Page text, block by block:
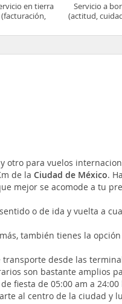
en tierra
(facturación,
Servicio a
(actitud,
otro para vuelos
de la Ciudad de México.
mejor se acomode a tu
o de ida y vuelta a
también tienes la
desde las
son bastante amplios
fiesta de 05:00 am a 24:00
al centro de la ciudad y